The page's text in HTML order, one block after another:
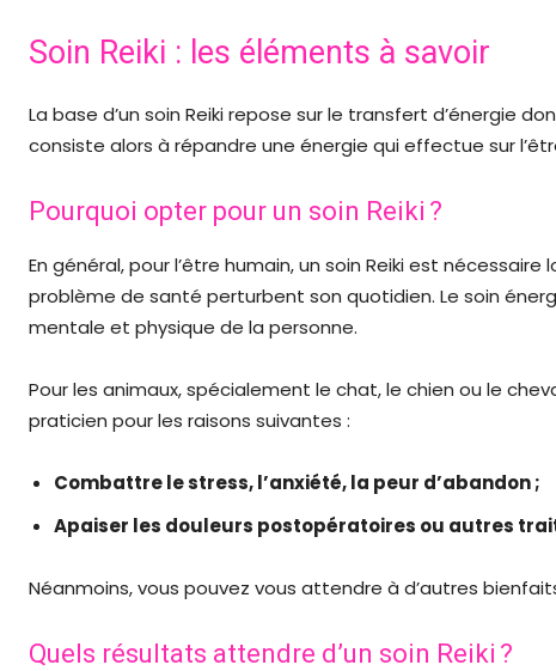
Soin Reiki : les éléments à savoir
La base d’un soin Reiki repose sur le transfert d’énergie
consiste alors à répandre une énergie qui effectue sur
Pourquoi opter pour un soin Reiki ?
En général, pour l’être humain, un soin Reiki est
problème de santé perturbent son quotidien. Le soin
mentale et physique de la personne.
Pour les animaux, spécialement le chat, le chien ou le
praticien pour les raisons suivantes :
Combattre le stress, l’anxiété, la peur d’abandon ;
Apaiser les douleurs postopératoires ou autres
Néanmoins, vous pouvez vous attendre à d’autres
Quels résultats attendre d’un soin Reiki ?